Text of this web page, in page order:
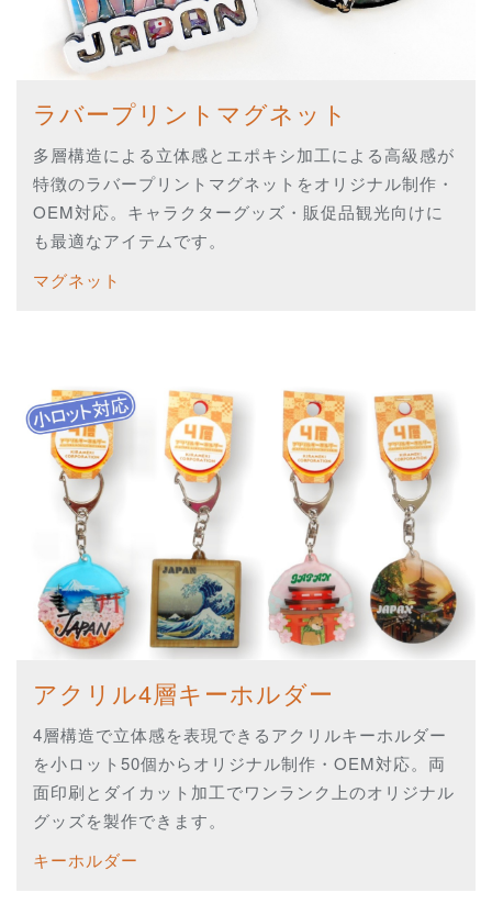
ラバープリントマグネット
多層構造による立体感とエポキシ加工による高級感が
特徴のラバープリントマグネットをオリジナル制作・
OEM対応。キャラクターグッズ・販促品観光向けに
も最適なアイテムです。
マグネット
アクリル4層キーホルダー
4層構造で立体感を表現できるアクリルキーホルダー
を小ロット50個からオリジナル制作・OEM対応。両
面印刷とダイカット加工でワンランク上のオリジナル
グッズを製作できます。
キーホルダー